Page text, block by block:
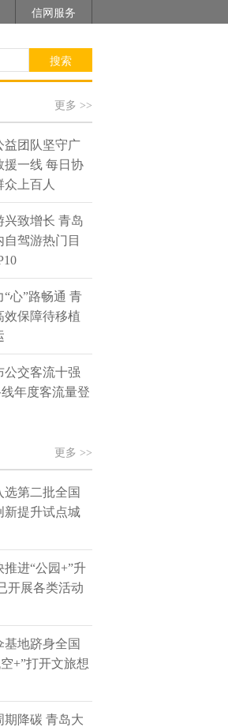
信网服务
搜索
更多 >>
益团队坚守广
援一线 每日协
众上百人
兴致增长 青岛
自驾游热门目
“心”路畅通 青
效保障待移植
公交客流十强
年度客流量登
更多 >>
选第二批全国
新提升试点城
推进“公园+”升
开展各类活动
基地跻身全国
+”打开文旅想
期降碳 青岛大